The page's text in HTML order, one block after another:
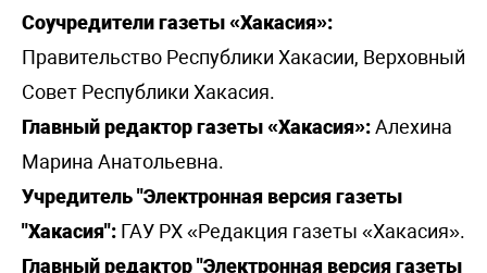
Соучредители газеты «Хакасия»:
Правительство Республики Хакасии, Верховный
Совет Республики Хакасия.
Главный редактор газеты «Хакасия»:Алехина
Марина Анатольевна.
Учредитель "Электронная версия газеты
"Хакасия": ГАУ РХ «Редакция газеты «Хакасия».
Главный редактор "Электронная версия газеты